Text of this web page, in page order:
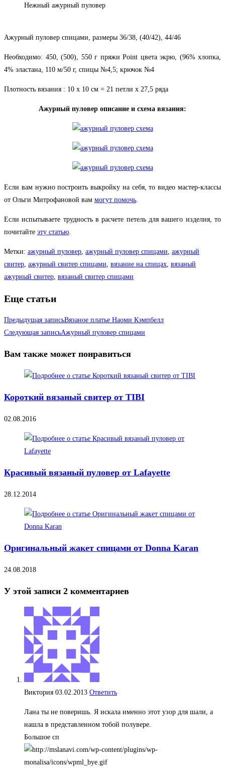
Нежный ажурный пуловер
Ажурный пуловер спицами, размеры 36/38, (40/42), 44/46
Необходимо: 450, (500), 550 г пряжи Point цвета экрю, (96% хлопка,
4% эластана, 110 м/50 г, спицы №4,5; крючок №4
Плотность вязания : 10 х 10 см = 21 петли х 27,5 ряда
Ажурный пуловер описание и схема вязания:
Если вам нужно построить выкройку на себя, то видео мастер-классы
от Ольги Митрофановой вам могут помочь.
Если испытываете трудность в расчете петель для вашего изделия, то
почитайте эту статью.
Метки: ажурный пуловер, ажурный пуловер спицами, ажурный
свитер, ажурный свитер спицами, вязание на спицах, вязаный
ажурный свитер, вязаный свитер спицами
Еще статьи
Предыдущая записьВязаное платье Наоми Кэмпбелл
Следующая записьАжурный пуловер спицами
Вам также может понравиться
Короткий вязаный свитер от TIBI
02.08.2016
Красивый вязаный пуловер от Lafayette
28.12.2014
Оригинальный жакет спицами от Donna Karan
24.08.2018
У этой записи 2 комментариев
Виктория 03.02.2013 Ответить
Лана ты не поверишь. Я искала именно этот узор для шали, а
нашла в представленном тобой полувере.
Большое сп